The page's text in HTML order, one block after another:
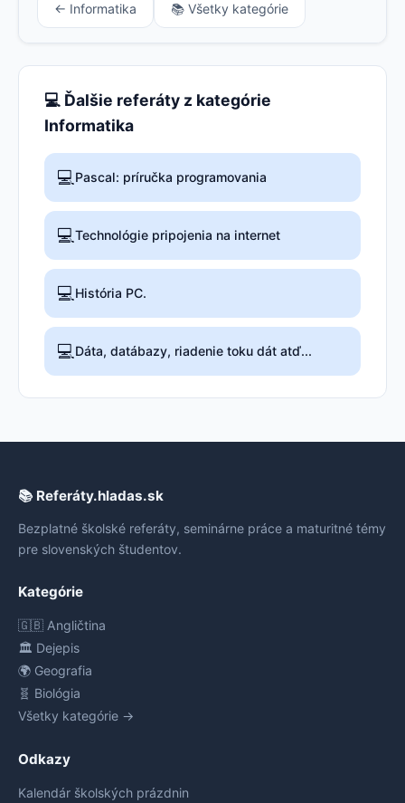
← Informatika 📚 Všetky kategórie
💻 Ďalšie referáty z kategórie
Informatika
💻Pascal: príručka programovania
💻Technológie pripojenia na internet
💻História PC.
💻Dáta, datábazy, riadenie toku dát atď...
📚 Referáty.hladas.sk
Bezplatné školské referáty, seminárne práce a maturitné témy
pre slovenských študentov.
Kategórie
🇬🇧 Angličtina
🏛️ Dejepis
🌍 Geografia
🧬 Biológia
Všetky kategórie →
Odkazy
Kalendár školských prázdnin